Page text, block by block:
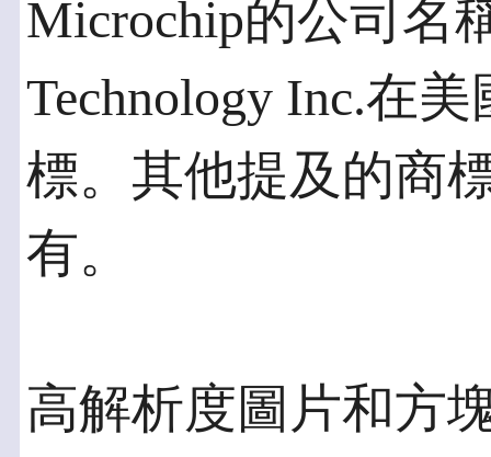
Microchip的公司名
Technology Inc.在
標。其他提及的商
有。
高解析度圖片和方